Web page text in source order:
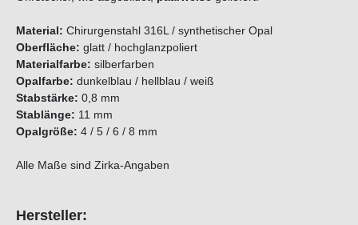
Material: Chirurgenstahl 316L / synthetischer Opal
Oberfläche: glatt / hochglanzpoliert
Materialfarbe: silberfarben
Opalfarbe: dunkelblau / hellblau / weiß
Stabstärke: 0,8 mm
Stablänge: 11 mm
Opalgröße: 4 / 5 / 6 / 8 mm
Alle Maße sind Zirka-Angaben
Hersteller: